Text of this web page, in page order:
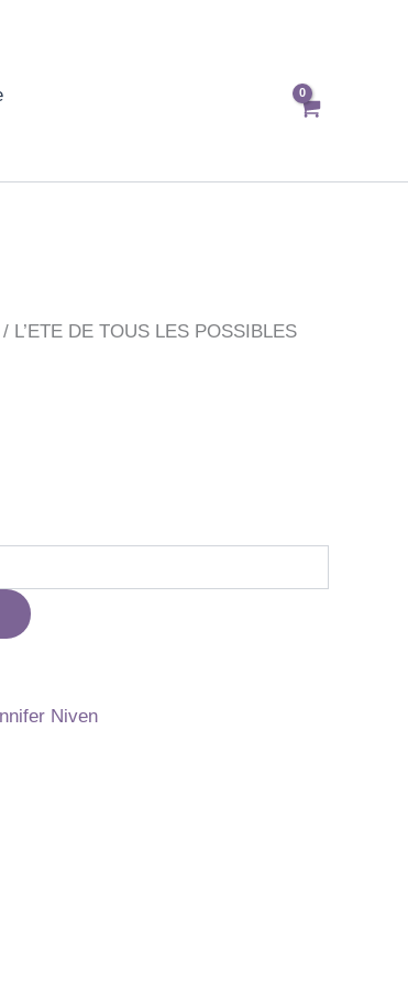
/ L’ETE DE TOUS LES POSSIBLES
Niven